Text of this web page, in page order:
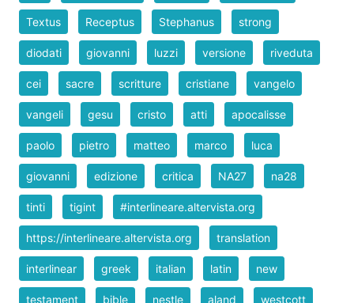
Textus Receptus Stephanus strong
diodati giovanni luzzi versione riveduta
cei sacre scritture cristiane vangelo
vangeli gesu cristo atti apocalisse
paolo pietro matteo marco luca
giovanni edizione critica NA27 na28
tinti tigint #interlineare.altervista.org
https://interlineare.altervista.org translation
interlinear greek italian latin new
testament bible nestle aland westcott